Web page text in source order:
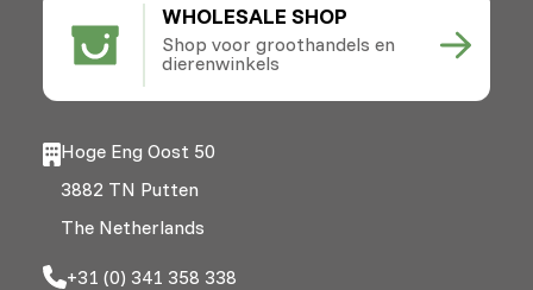
WHOLESALE SHOP
Shop voor groothandels en
dierenwinkels
Hoge Eng Oost 50
3882 TN Putten
The Netherlands
+31 (0) 341 358 338